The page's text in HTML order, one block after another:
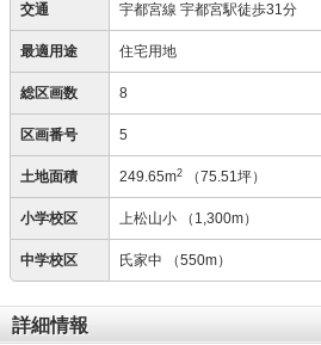
交通 宇都宮線 宇都宮駅徒歩31分
最適用途 住宅用地
総区画数 8
区画番号 5
土地面積 249.65m2 （75.51坪）
小学校区 上松山小 （1,300m）
中学校区 氏家中 （550m）
詳細情報